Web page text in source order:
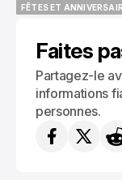
FÊTES ET
Faites
Partagez-le
informations
personnes.